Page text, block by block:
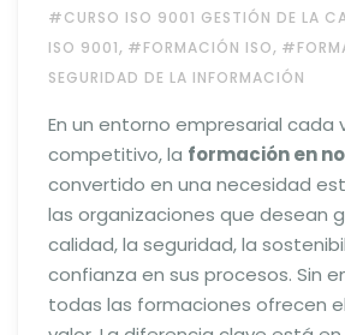
#CURSO ISO 9001 GESTIÓN DE LA
ISO 9001, #FORMACIÓN ISO,
SEGURIDAD DE LA INFORMACIÓN
En un entorno empresarial cada
competitivo, la formación en
convertido en una necesidad
las organizaciones que desean
calidad, la seguridad, la
confianza en sus procesos. Sin
todas las formaciones ofrecen